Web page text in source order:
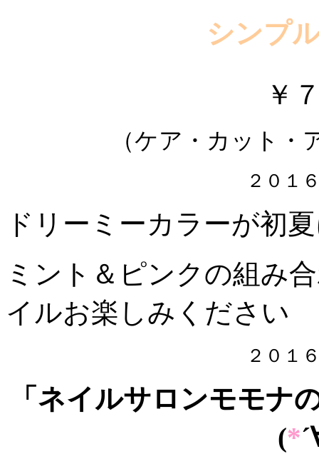
シンプ
￥
（ケア・カット・
２０１
ドリーミーカラーが初
ミント＆ピンクの組み
イルお楽しみください
２０１
「ネイルサロンモモナ
(*